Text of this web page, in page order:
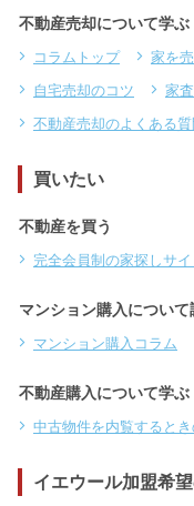
不動産売却について学ぶ
コラムトップ 家を
自宅売却のコツ
家
不動産売却のよくある
買いたい
不動産を買う
完全会員制の家探しサイ
マンション購入について
マンション購入コラム
不動産購入について学ぶ
中古物件を内覧すると
イエウール加盟希